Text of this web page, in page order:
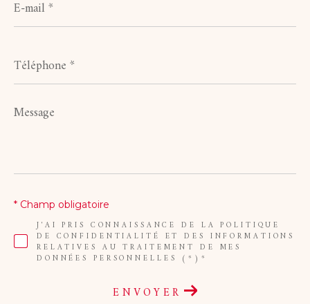
mail
*
Message
*
J'AI PRIS CONNAISSANCE DE LA POLITIQUE
DE CONFIDENTIALITÉ ET DES INFORMATIONS
RELATIVES AU TRAITEMENT DE MES
DONNÉES PERSONNELLES (*)*
* Champ obligatoire
ENVOYER